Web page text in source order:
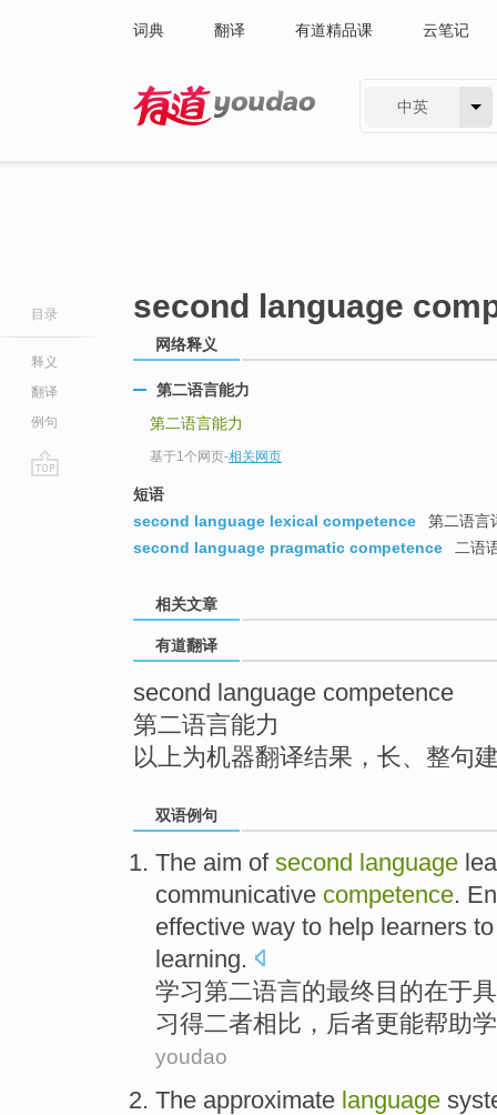
词典 翻译 有道精品课 云笔记
中英
目录
释义
翻译
例句
second language
网络释义
第二语言能力
第二语言能力
基于1个网页-相关网页
短语
second language lexical competence
第二语言
second language pragmatic competence
二语
相关文章
有道翻译
second language competence
第二语言能力
以上为机器翻译结果，长、整句
双语例句
The aim of second language
communicative competence.
effective way to help learners
learning.
学习第二语言的最终目的在于
习得二者相比，后者更能帮助
youdao
The approximate language